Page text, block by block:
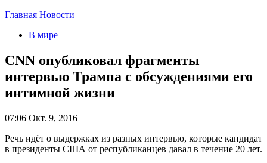
Главная Новости
В мире
CNN опубликовал фрагменты
интервью Трампа с обсуждениями его
интимной жизни
07:06 Окт. 9, 2016
Речь идёт о выдержках из разных интервью, которые кандидат
в президенты США от республиканцев давал в течение 20 лет.